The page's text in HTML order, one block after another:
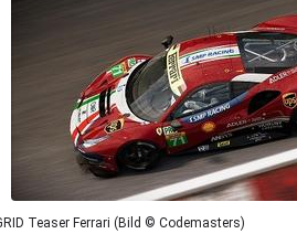
Teaser Ferrari (Bild © Codemasters)